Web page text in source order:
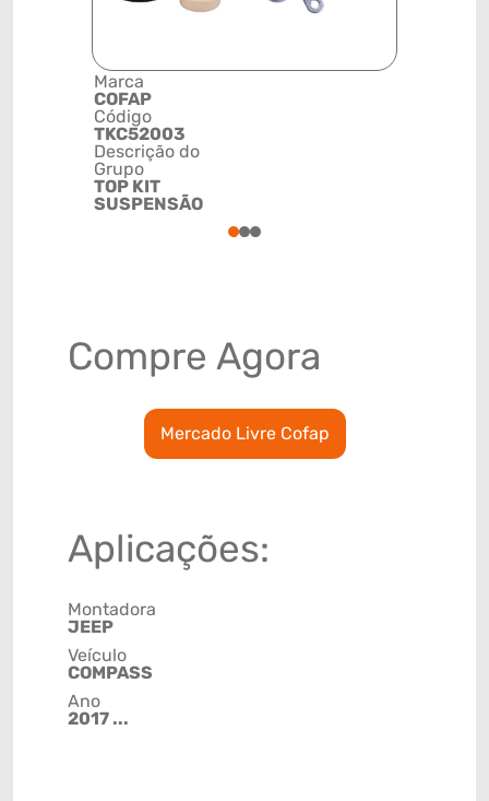
Marca
COFAP
Código
TKC52003
Descrição do
Grupo
TOP KIT
SUSPENSÃO
123
Compre Agora
Mercado Livre Cofap
Aplicações:
Montadora
JEEP
Veículo
COMPASS
Ano
2017 ...